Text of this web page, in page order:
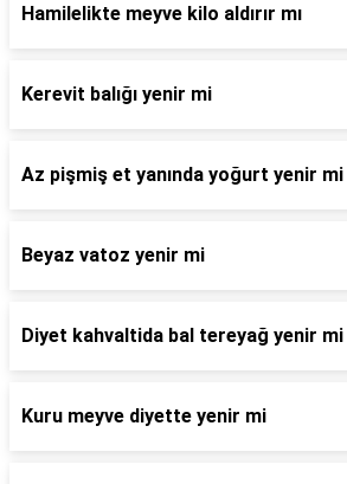
Hamilelikte meyve kilo aldırır mı
Kerevit balığı yenir mi
Az pişmiş et yanında yoğurt yenir mi
Beyaz vatoz yenir mi
Diyet kahvaltida bal tereyağ yenir mi
Kuru meyve diyette yenir mi